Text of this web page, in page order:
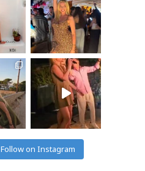
Follow on Instagram